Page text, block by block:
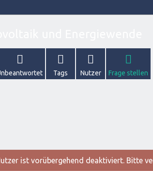
Tags Nutzer Frage stellen
ist vorübergehend deaktiviert. Bitte